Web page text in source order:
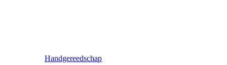
Handgereedschap